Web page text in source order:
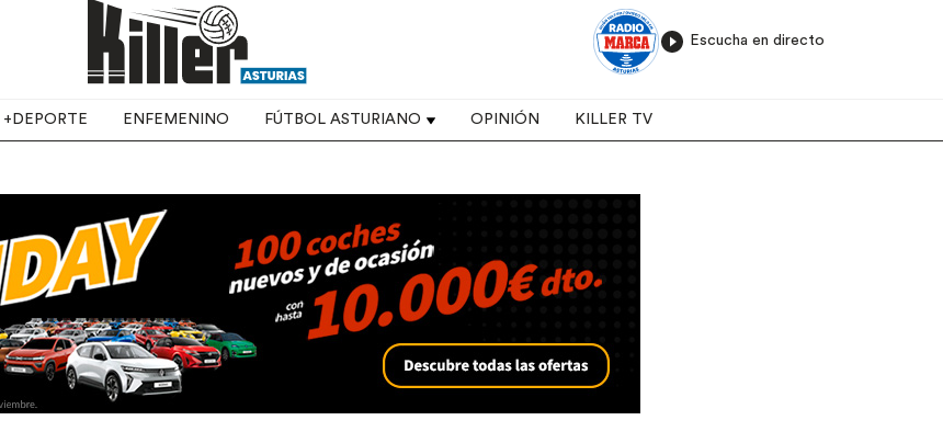
Escucha en directo
+DEPORTE ENFEMENINO FÚTBOL ASTURIANO OPINIÓN KILLER TV